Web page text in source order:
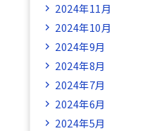
2024年11月
2024年10月
2024年9月
2024年8月
2024年7月
2024年6月
2024年5月